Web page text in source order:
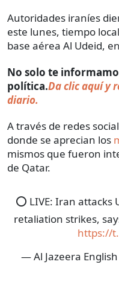
Autoridades iraníes
este lunes, tiempo
base aérea Al Udeid,
No solo te
política.Da clic aquí y
diario.
A través de redes
donde se aprecian los
mismos que fueron
de Qatar.
⭕ LIVE: Iran attacks
retaliation strikes,
https://
— Al Jazeera English